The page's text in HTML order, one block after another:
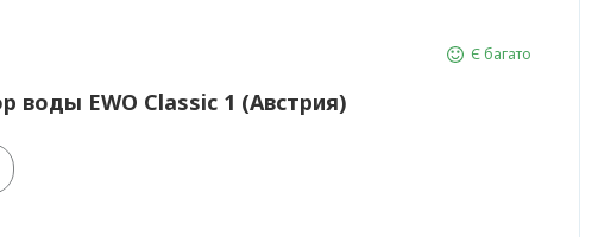
Є багато
воды EWO Classic 1 (Австрия)